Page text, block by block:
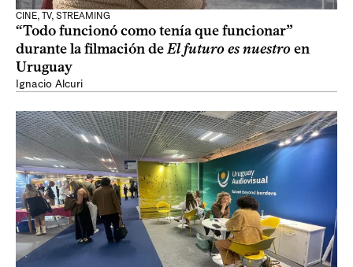
CINE, TV, STREAMING
“Todo funcionó como tenía que funcionar”
durante la filmación deEl futuro es nuestroen
Uruguay
Ignacio Alcuri